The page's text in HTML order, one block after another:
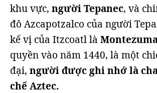
khu vực, người Tepanec, và
đô Azcapotzalco của người
kế vị của Itzcoatl là
quyền vào năm 1440, là một
đại, người được ghi nhớ là
chế Aztec.